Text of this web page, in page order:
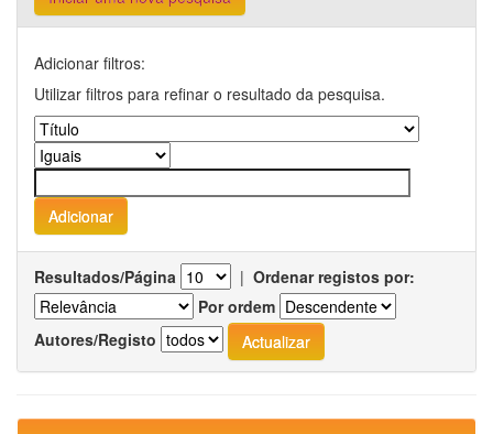
Adicionar filtros:
Utilizar filtros para refinar o resultado da pesquisa.
Resultados/Página | Ordenar registos por:
Por ordem
Autores/Registo